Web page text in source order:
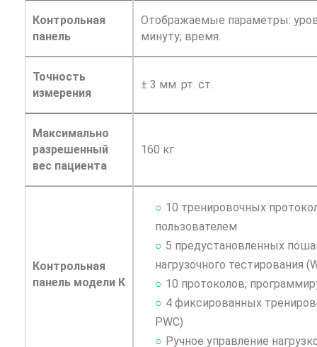
Контрольная
панель
Отображаемые параметры:
минуту; время.
Точность
измерения
± 3 мм. рт. ст.
Максимально
разрешенный
вес пациента
160 кг
Контрольная
панель модели К
10 тренировочных
пользователем
5 предустановленных
нагрузочного тестирования
10 протоколов,
4 фиксированных
PWC)
Ручное управление